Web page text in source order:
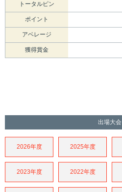
トータルピン
ポイント
アベレージ
獲得賞金
出場大会
2026年度 2025年度
2023年度 2022年度